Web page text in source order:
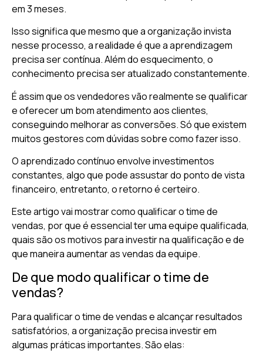
em 3 meses.
Isso significa que mesmo que a organização invista
nesse processo, a realidade é que a aprendizagem
precisa ser contínua. Além do esquecimento, o
conhecimento precisa ser atualizado constantemente.
É assim que os vendedores vão realmente se qualificar
e oferecer um bom atendimento aos clientes,
conseguindo melhorar as conversões. Só que existem
muitos gestores com dúvidas sobre como fazer isso.
O aprendizado contínuo envolve investimentos
constantes, algo que pode assustar do ponto de vista
financeiro, entretanto, o retorno é certeiro.
Este artigo vai mostrar como qualificar o time de
vendas, por que é essencial ter uma equipe qualificada,
quais são os motivos para investir na qualificação e de
que maneira aumentar as vendas da equipe.
De que modo qualificar o time de
vendas?
Para qualificar o time de vendas e alcançar resultados
satisfatórios, a organização precisa investir em
algumas práticas importantes. São elas: